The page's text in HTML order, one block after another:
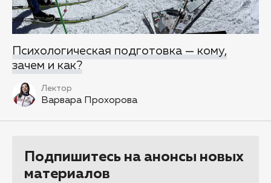
Психологическая подготовка — кому,
зачем и как?
Лектор
Варвара Прохорова
Подпишитесь на анонсы новых
материалов